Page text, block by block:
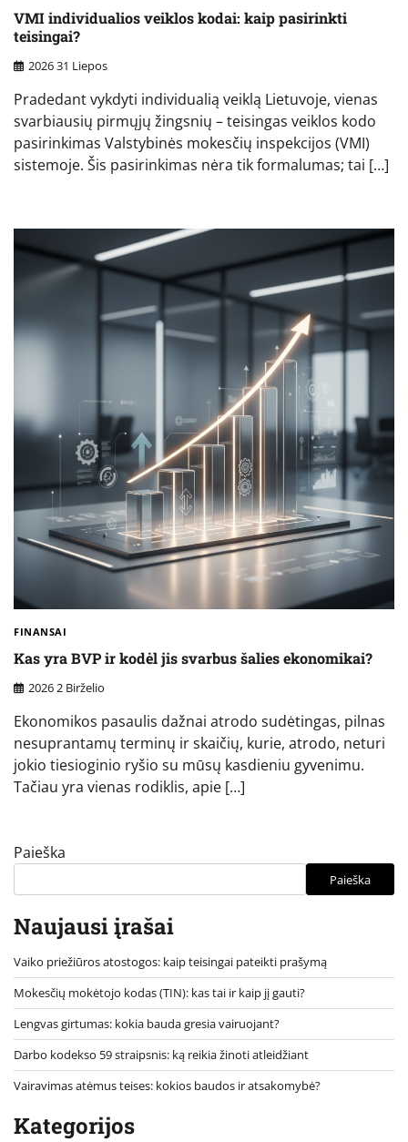
VMI individualios veiklos kodai: kaip pasirinkti
teisingai?
2026 31 Liepos
Pradedant vykdyti individualią veiklą Lietuvoje, vienas
svarbiausių pirmųjų žingsnių – teisingas veiklos kodo
pasirinkimas Valstybinės mokesčių inspekcijos (VMI)
sistemoje. Šis pasirinkimas nėra tik formalumas; tai […]
FINANSAI
Kas yra BVP ir kodėl jis svarbus šalies ekonomikai?
2026 2 Birželio
Ekonomikos pasaulis dažnai atrodo sudėtingas, pilnas
nesuprantamų terminų ir skaičių, kurie, atrodo, neturi
jokio tiesioginio ryšio su mūsų kasdieniu gyvenimu.
Tačiau yra vienas rodiklis, apie […]
Paieška
Paieška
Naujausi įrašai
Vaiko priežiūros atostogos: kaip teisingai pateikti prašymą
Mokesčių mokėtojo kodas (TIN): kas tai ir kaip jį gauti?
Lengvas girtumas: kokia bauda gresia vairuojant?
Darbo kodekso 59 straipsnis: ką reikia žinoti atleidžiant
Vairavimas atėmus teises: kokios baudos ir atsakomybė?
Kategorijos